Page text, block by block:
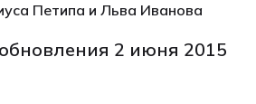
Петипа и Льва Иванова
2 июня 2015